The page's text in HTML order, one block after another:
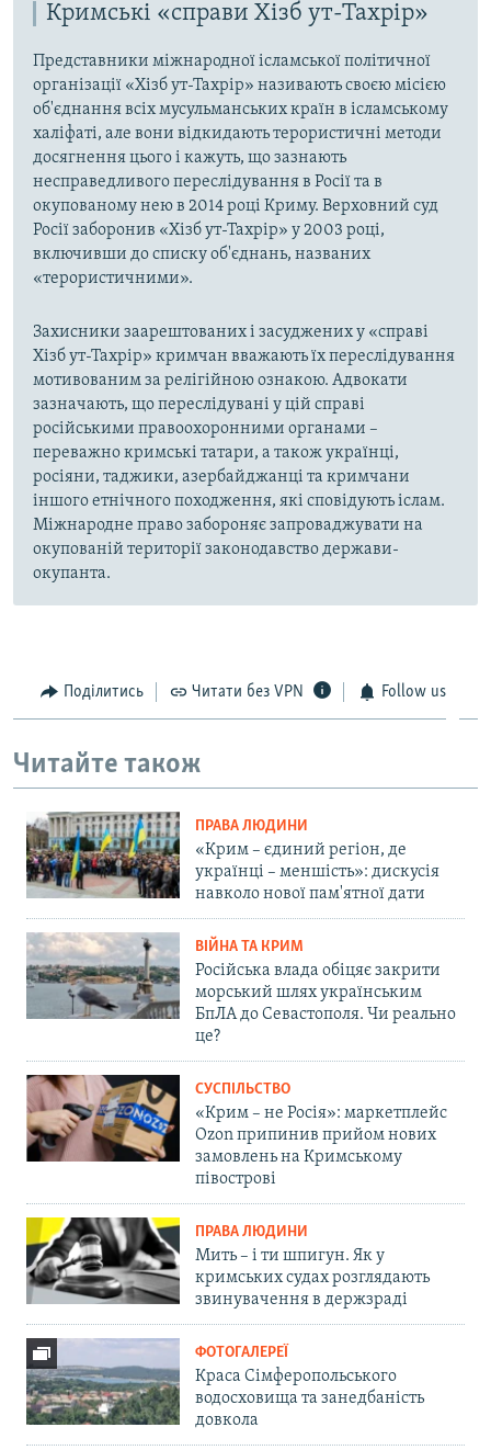
Кримські «справи Хізб ут-Тахрір»
Представники міжнародної ісламської політичної
організації «Хізб ут-Тахрір» називають своєю місією
об'єднання всіх мусульманських країн в ісламському
халіфаті, але вони відкидають терористичні методи
досягнення цього і кажуть, що зазнають
несправедливого переслідування в Росії та в
окупованому нею в 2014 році Криму. Верховний суд
Росії заборонив «Хізб ут-Тахрір» у 2003 році,
включивши до списку об'єднань, названих
«терористичними».
Захисники заарештованих і засуджених у «справі
Хізб ут-Тахрір» кримчан вважають їх переслідування
мотивованим за релігійною ознакою. Адвокати
зазначають, що переслідувані у цій справі
російськими правоохоронними органами –
переважно кримські татари, а також українці,
росіяни, таджики, азербайджанці та кримчани
іншого етнічного походження, які сповідують іслам.
Міжнародне право забороняє запроваджувати на
окупованій території законодавство держави-
окупанта.
Поділитись Читати без VPN Follow us
Читайте також
ПРАВА ЛЮДИНИ
«Крим – єдиний регіон, де
українці – меншість»: дискусія
навколо нової пам'ятної дати
ВІЙНА ТА КРИМ
Російська влада обіцяє закрити
морський шлях українським
БпЛА до Севастополя. Чи реально
це?
СУСПІЛЬСТВО
«Крим – не Росія»: маркетплейс
Ozon припинив прийом нових
замовлень на Кримському
півострові
ПРАВА ЛЮДИНИ
Мить – і ти шпигун. Як у
кримських судах розглядають
звинувачення в держзраді
ФОТОГАЛЕРЕЇ
Краса Сімферопольського
водосховища та занедбаність
довкола